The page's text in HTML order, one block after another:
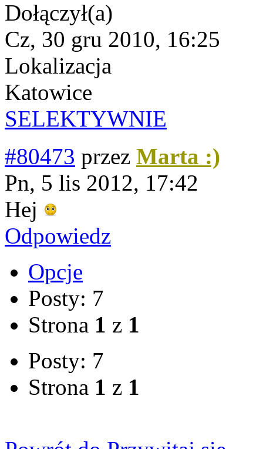
Dołączył(a)
Cz, 30 gru 2010, 16:25
Lokalizacja
Katowice
SELEKTYWNIE
#80473 przez Marta :)
Pn, 5 lis 2012, 17:42
Hej
Odpowiedz
Opcje
Posty: 7
Strona 1 z 1
Posty: 7
Strona 1 z 1